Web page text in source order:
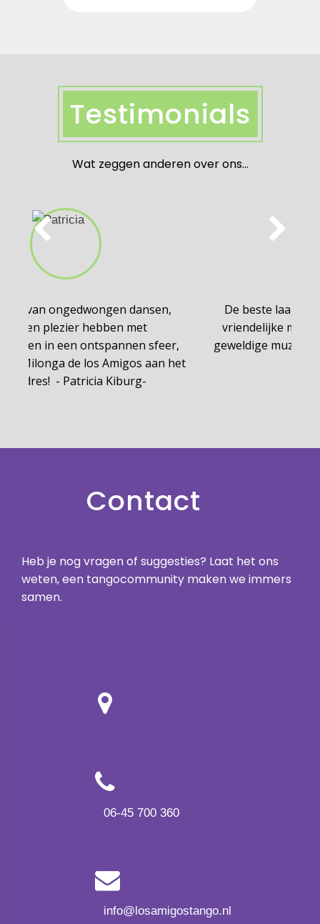
Testimonials
Wat zeggen anderen over ons...
De beste laagdrempelige, informele en
vriendelijke milonga die ik ken met altijd
geweldige muziek door dj El Fresco! -Joep C
de Jong-
Contact
Heb je nog vragen of suggesties? Laat het ons
weten, een tangocommunity maken we immers
samen.
06-45 700 360
info@losamigostango.nl